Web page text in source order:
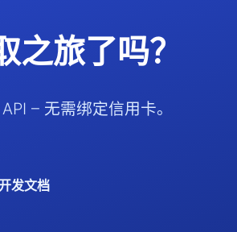
旅了吗？
– 无需绑定信用卡。
发文档